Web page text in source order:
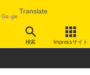
Translate
検索 Impressサイト